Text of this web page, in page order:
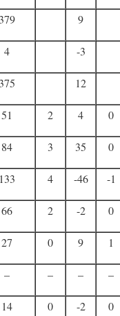
379 9
4 -3
375 12
51 2 4 0
84 3 35 0
133 4 -46 -1
66 2 -2 0
27 0 9 1
– – – –
14 0 -2 0